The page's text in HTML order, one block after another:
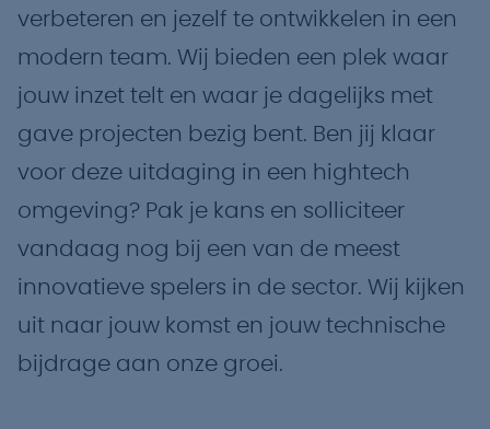
verbeteren en jezelf te ontwikkelen in een
modern team. Wij bieden een plek waar
jouw inzet telt en waar je dagelijks met
gave projecten bezig bent. Ben jij klaar
voor deze uitdaging in een hightech
omgeving? Pak je kans en solliciteer
vandaag nog bij een van de meest
innovatieve spelers in de sector. Wij kijken
uit naar jouw komst en jouw technische
bijdrage aan onze groei.